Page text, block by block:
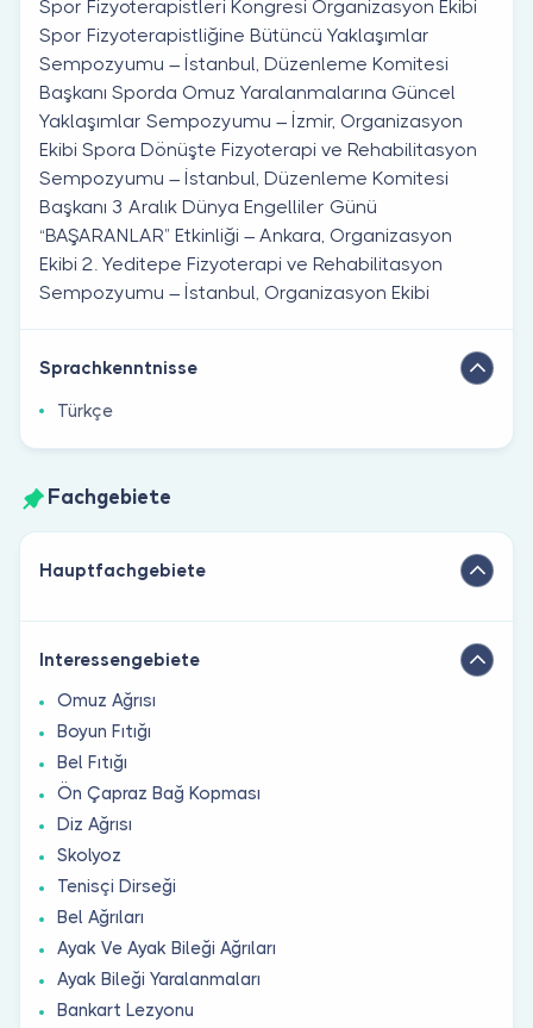
Spor Fizyoterapistleri Kongresi Organizasyon Ekibi
Spor Fizyoterapistliğine Bütüncü Yaklaşımlar
Sempozyumu – İstanbul, Düzenleme Komitesi
Başkanı Sporda Omuz Yaralanmalarına Güncel
Yaklaşımlar Sempozyumu – İzmir, Organizasyon
Ekibi Spora Dönüşte Fizyoterapi ve Rehabilitasyon
Sempozyumu – İstanbul, Düzenleme Komitesi
Başkanı 3 Aralık Dünya Engelliler Günü
“BAŞARANLAR” Etkinliği – Ankara, Organizasyon
Ekibi 2. Yeditepe Fizyoterapi ve Rehabilitasyon
Sempozyumu – İstanbul, Organizasyon Ekibi
Sprachkenntnisse
Türkçe
Fachgebiete
Hauptfachgebiete
Interessengebiete
Omuz Ağrısı
Boyun Fıtığı
Bel Fıtığı
Ön Çapraz Bağ Kopması
Diz Ağrısı
Skolyoz
Tenisçi Dirseği
Bel Ağrıları
Ayak Ve Ayak Bileği Ağrıları
Ayak Bileği Yaralanmaları
Bankart Lezyonu